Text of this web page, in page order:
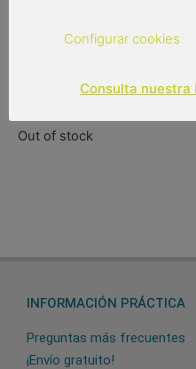
Cerrado: 23 cm.
14,00€
Out of stock
INFORMACIÓN PRÁCTICA
Preguntas más frecuentes
¡Envío gratuito!
Configurar cookies
Consulta nuestra